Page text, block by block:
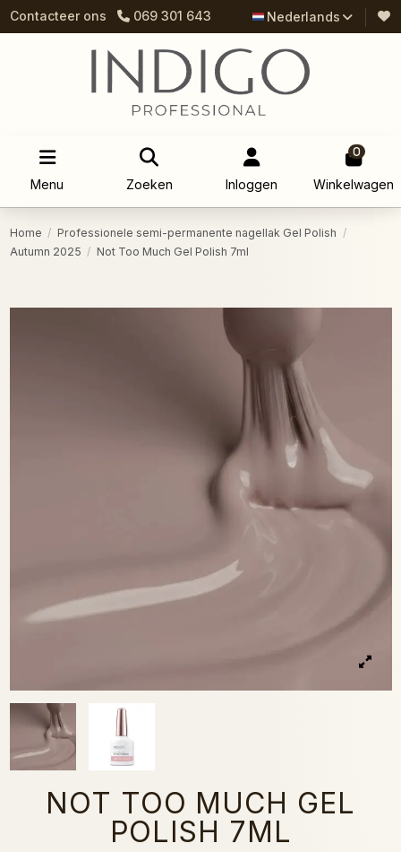
Contacteer ons 069 301 643 Nederlands
Menu Zoeken Inloggen
0
Winkelwagen
Home
Professionele semi-permanente nagellak Gel Polish
Autumn 2025
Not Too Much Gel Polish 7ml
NOT TOO MUCH GEL
POLISH 7ML